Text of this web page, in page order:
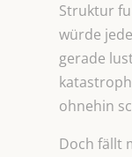
Struktur
würde
gerade
ohnehin
Doch fällt